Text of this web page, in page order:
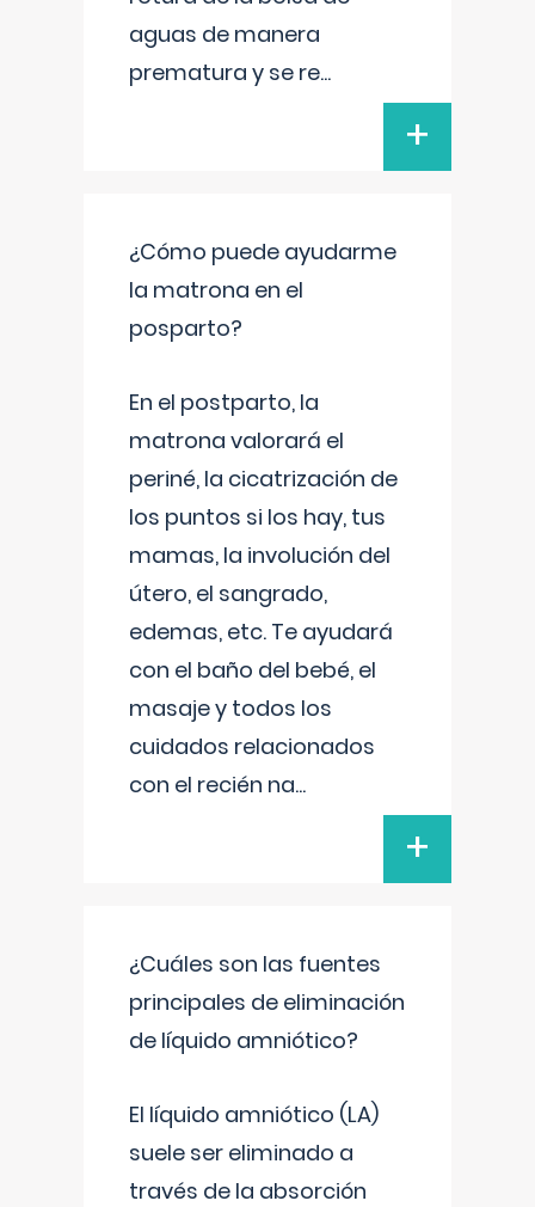
aguas de manera
prematura y se re...
+
¿Cómo puede ayudarme
la matrona en el
posparto?
En el postparto, la
matrona valorará el
periné, la cicatrización de
los puntos si los hay, tus
mamas, la involución del
útero, el sangrado,
edemas, etc. Te ayudará
con el baño del bebé, el
masaje y todos los
cuidados relacionados
con el recién na...
+
¿Cuáles son las fuentes
principales de eliminación
de líquido amniótico?
El líquido amniótico (LA)
suele ser eliminado a
través de la absorción